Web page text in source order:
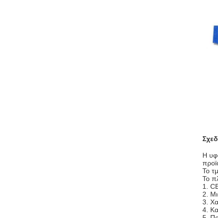
Η
Το
Το
1.
2.
3.
4.